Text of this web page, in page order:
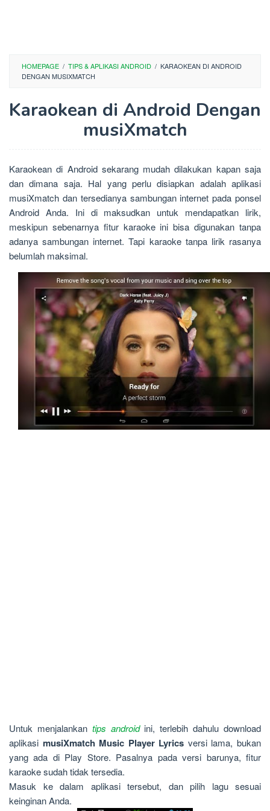
HOMEPAGE / TIPS & APLIKASI ANDROID / KARAOKEAN DI ANDROID
DENGAN MUSIXMATCH
Karaokean di Android Dengan
musiXmatch
Karaokean di Android sekarang mudah dilakukan kapan saja
dan dimana saja. Hal yang perlu disiapkan adalah aplikasi
musiXmatch dan tersedianya sambungan internet pada ponsel
Android Anda. Ini di maksudkan untuk mendapatkan lirik,
meskipun sebenarnya fitur karaoke ini bisa digunakan tanpa
adanya sambungan internet. Tapi karaoke tanpa lirik rasanya
belumlah maksimal.
Untuk menjalankan tips androidini, terlebih dahulu download
aplikasi musiXmatch Music Player Lyrics versi lama, bukan
yang ada di Play Store. Pasalnya pada versi barunya, fitur
karaoke sudah tidak tersedia.
Masuk ke dalam aplikasi tersebut, dan pilih lagu sesuai
keinginan Anda.